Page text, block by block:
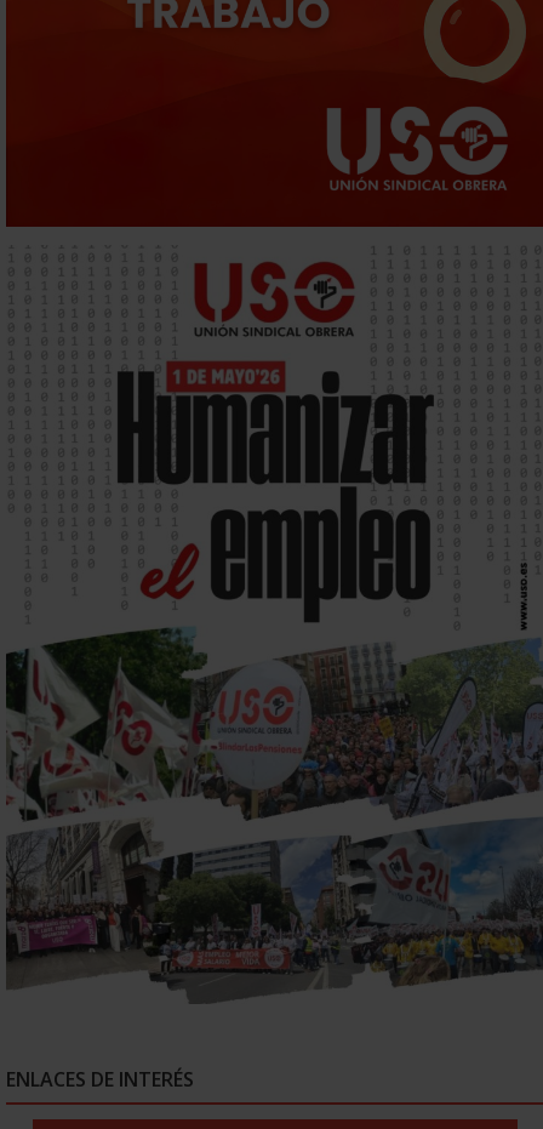
ENLACES DE INTERÉS